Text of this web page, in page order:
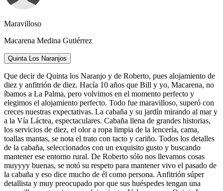
Maravilloso
Macarena Medina Gutiérrez
Quinta Los Naranjos
Que decir de Quinta los Naranjo y de Roberto, pues alojamiento de
diez y anfitrión de diez. Hacía 10 años que Bill y yo, Macarena, no
íbamos a La Palma, pero volvimos en el momento perfecto y
elegimos el alojamiento perfecto. Todo fue maravilloso, superó con
creces nuestras expectativas. La cabaña y su jardín mirando al mar y
a la Vía Láctea, espectaculares. Cabaña llena de grandes historias,
los servicios de diez, el olor a ropa limpia de la lencería, cama,
toallas mantas, se nota el trato con tacto y cariño. Todos los detalles
de la cabaña, seleccionados con un exquisito gusto y buscando
mantener ese entorno rural. De Roberto sólo nos llevamos cosas
muyyyy buenas, se notó su respeto para mantener vivo el pasado de
la cabaña y eso dice mucho de él como persona. Anfitrión súper
detallista y muy preocupado por que sus huéspedes tengan una